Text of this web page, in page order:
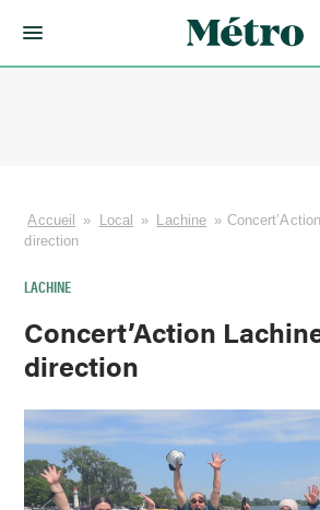
Accueil » Local » Lachine »
direction
LACHINE
Concert’Action
direction